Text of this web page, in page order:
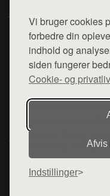
Vi bruger cookies
forbedre din
indhold og
siden fungerer
Cookie- og
Afvis
Indstillinger
Top Rabatter
Blog
Kontakt
Denne side er en del af
hjemmesider med
diverse webshops. Der
henviser til de shops,
varerne på lager.